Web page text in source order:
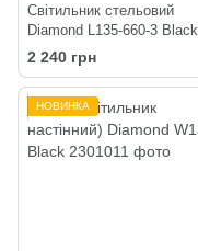
Світильник стельовий
Diamond L135-660-3 Black
2 240 грн
НОВИНКА